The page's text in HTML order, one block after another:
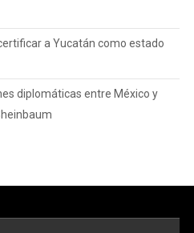
a Yucatán como estado
diplomáticas entre México y